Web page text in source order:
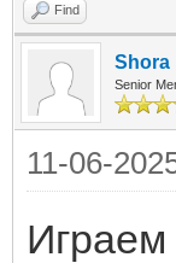
Find
Shora
Senior
11-06-